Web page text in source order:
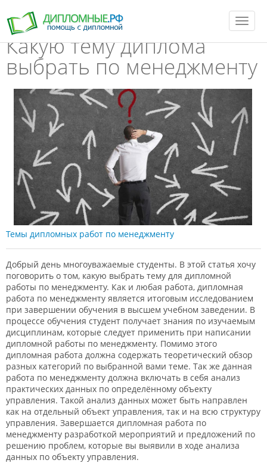
T
o
g
e
v
a
t
Какую тему диплома
выбрать по менеджменту
Темы дипломных работ по менеджменту
Добрый день многоуважаемые студенты. В этой статья хочу
поговорить о том, какую выбрать тему для дипломной
работы по менеджменту. Как и любая работа, дипломная
работа по менеджменту является итоговым исследованием
при завершении обучения в высшем учебном заведении. В
процессе обучения студент получает знания по изучаемым
дисциплинам, которые следует применить при написании
дипломной работы по менеджменту. Помимо этого
дипломная работа должна содержать теоретический обзор
разных категорий по выбранной вами теме. Так же данная
работа по менеджменту должна включать в себя анализ
практических данных по определённому объекту
управления. Такой анализ данных может быть направлен
как на отдельный объект управления, так и на всю структуру
управления. Завершается дипломная работа по
менеджменту разработкой мероприятий и предложений по
решению проблем, которые вы выявили в ходе анализа
данных по объекту управления.